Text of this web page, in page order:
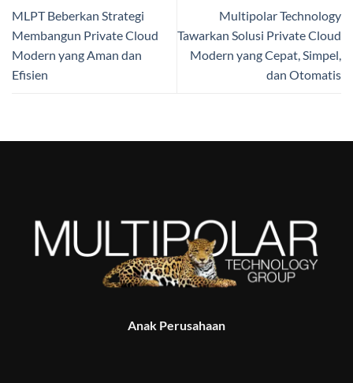
MLPT Beberkan Strategi
Membangun Private Cloud
Modern yang Aman dan
Efisien
Multipolar Technology
Tawarkan Solusi Private Cloud
Modern yang Cepat, Simpel,
dan Otomatis
Anak Perusahaan